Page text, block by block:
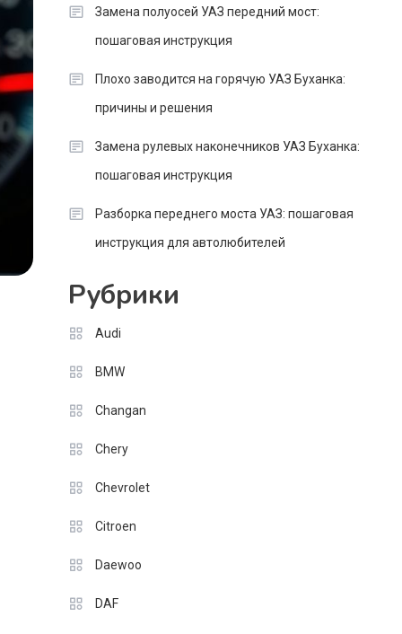
Замена полуосей УАЗ передний мост:
пошаговая инструкция
Плохо заводится на горячую УАЗ Буханка:
причины и решения
Замена рулевых наконечников УАЗ Буханка:
пошаговая инструкция
Разборка переднего моста УАЗ: пошаговая
инструкция для автолюбителей
Рубрики
Audi
BMW
Changan
Chery
Chevrolet
Citroen
Daewoo
DAF